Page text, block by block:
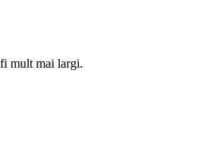
mult mai largi.